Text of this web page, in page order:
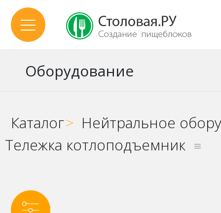
Оборудование
Каталог> Нейтральное
Тележка котлоподъемник